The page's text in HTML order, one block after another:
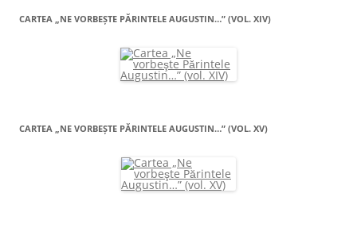
CARTEA „NE VORBEŞTE PĂRINTELE AUGUSTIN…” (VOL. XIV)
CARTEA „NE VORBEŞTE PĂRINTELE AUGUSTIN…” (VOL. XV)